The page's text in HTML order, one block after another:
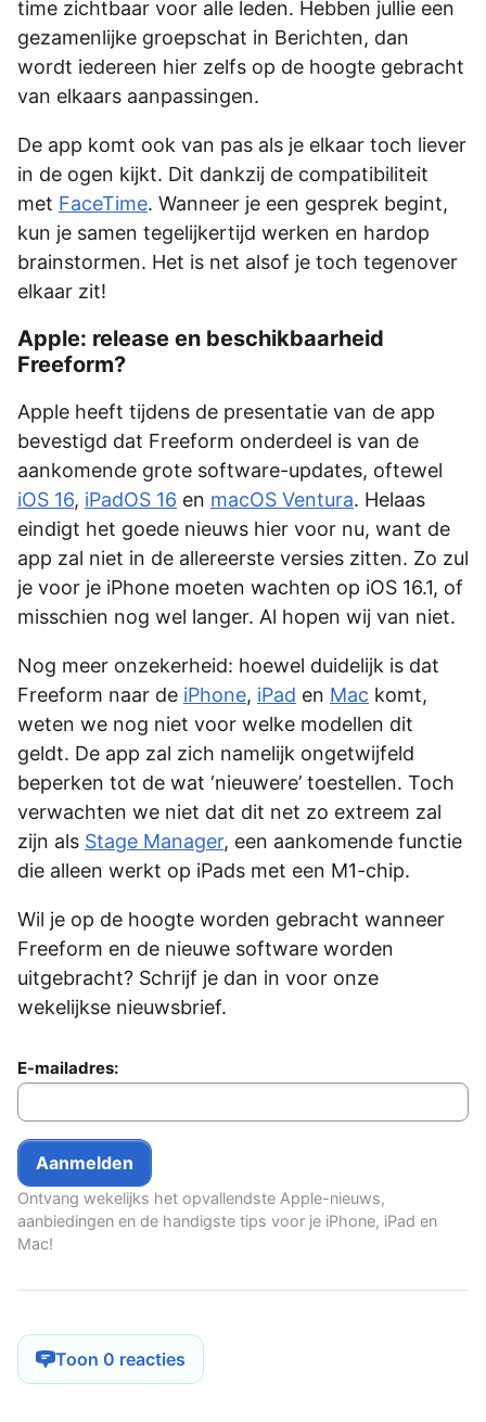
time zichtbaar voor alle leden. Hebben jullie een
gezamenlijke groepschat in Berichten, dan
wordt iedereen hier zelfs op de hoogte gebracht
van elkaars aanpassingen.
De app komt ook van pas als je elkaar toch liever
in de ogen kijkt. Dit dankzij de compatibiliteit
met FaceTime. Wanneer je een gesprek begint,
kun je samen tegelijkertijd werken en hardop
brainstormen. Het is net alsof je toch tegenover
elkaar zit!
Apple: release en beschikbaarheid
Freeform?
Apple heeft tijdens de presentatie van de app
bevestigd dat Freeform onderdeel is van de
aankomende grote software-updates, oftewel
iOS 16, iPadOS 16 en macOS Ventura. Helaas
eindigt het goede nieuws hier voor nu, want de
app zal niet in de allereerste versies zitten. Zo zul
je voor je iPhone moeten wachten op iOS 16.1, of
misschien nog wel langer. Al hopen wij van niet.
Nog meer onzekerheid: hoewel duidelijk is dat
Freeform naar de iPhone, iPad en Mac komt,
weten we nog niet voor welke modellen dit
geldt. De app zal zich namelijk ongetwijfeld
beperken tot de wat ‘nieuwere’ toestellen. Toch
verwachten we niet dat dit net zo extreem zal
zijn als Stage Manager, een aankomende functie
die alleen werkt op iPads met een M1-chip.
Wil je op de hoogte worden gebracht wanneer
Freeform en de nieuwe software worden
uitgebracht? Schrijf je dan in voor onze
wekelijkse nieuwsbrief.
E-mailadres:
Ontvang wekelijks het opvallendste Apple-nieuws,
aanbiedingen en de handigste tips voor je iPhone, iPad en
Mac!
Toon 0 reacties